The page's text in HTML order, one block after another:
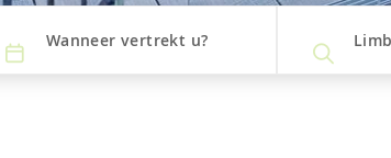
Wanneer vertrekt u?